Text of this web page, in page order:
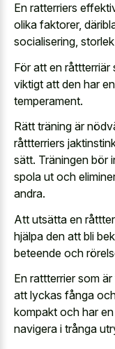
En ratterriers
olika faktorer,
socialisering,
För att en råttterriär
viktigt att den har
temperament.
Rätt träning är
råttterriers
sätt. Träningen bör
spola ut och
andra.
Att utsätta en
hjälpa den att bli
beteende och
En rattterrier som
att lyckas fånga
kompakt och har
navigera i trånga